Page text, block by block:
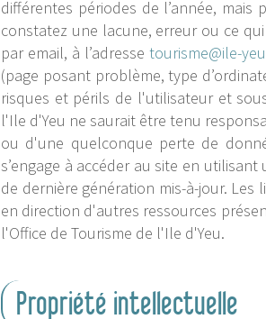
différentes périodes de l’année,
constatez une lacune, erreur ou ce
par email, à l’adressetourisme@ile-
(page posant problème, type
risques et périls de l'utilisateur et
l'Ile d'Yeu ne saurait être tenu
ou d'une quelconque perte de
s’engage à accéder au site en
de dernière génération mis-à-jour.
en direction d'autres ressources
l'Office de Tourisme de l'Ile d'Yeu.
Propriété intellectuelle